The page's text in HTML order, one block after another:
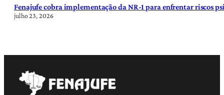
Fenajufe cobra implementação da NR-1 para enfrentar riscos
julho 23, 2026